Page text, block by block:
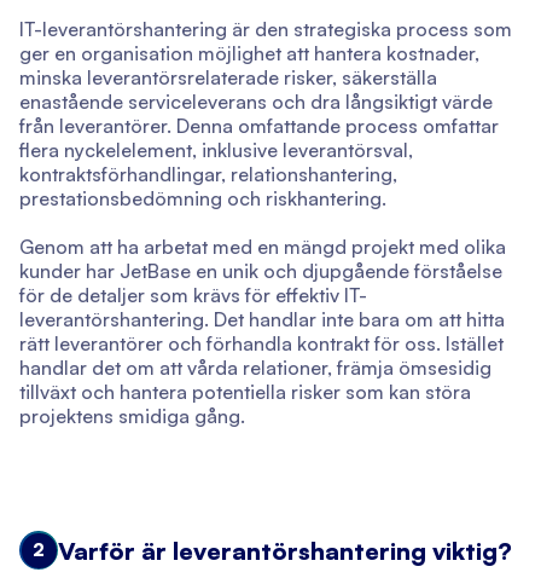
IT-leverantörshantering är den strategiska process som
ger en organisation möjlighet att hantera kostnader,
minska leverantörsrelaterade risker, säkerställa
enastående serviceleverans och dra långsiktigt värde
från leverantörer. Denna omfattande process omfattar
flera nyckelelement, inklusive leverantörsval,
kontraktsförhandlingar, relationshantering,
prestationsbedömning och riskhantering.
Genom att ha arbetat med en mängd projekt med olika
kunder har JetBase en unik och djupgående förståelse
för de detaljer som krävs för effektiv IT-
leverantörshantering. Det handlar inte bara om att hitta
rätt leverantörer och förhandla kontrakt för oss. Istället
handlar det om att vårda relationer, främja ömsesidig
tillväxt och hantera potentiella risker som kan störa
projektens smidiga gång.
2 Varför är leverantörshantering viktig?